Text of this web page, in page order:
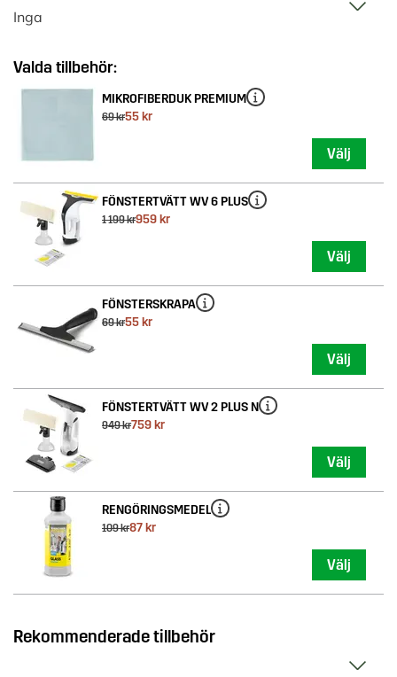
Inga
Rekommenderade tillbehör
MIKROFIBERDUK PREMIUM
69 kr55 kr
Välj
FÖNSTERTVÄTT WV 6 PLUS
1 199 kr959 kr
Välj
FÖNSTERSKRAPA
69 kr55 kr
Välj
FÖNSTERTVÄTT WV 2 PLUS N
949 kr759 kr
Välj
RENGÖRINGSMEDEL
109 kr87 kr
Välj